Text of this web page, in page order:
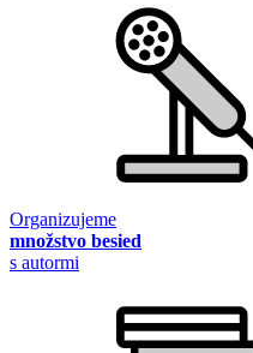
Organizujeme
množstvo besied
s autormi